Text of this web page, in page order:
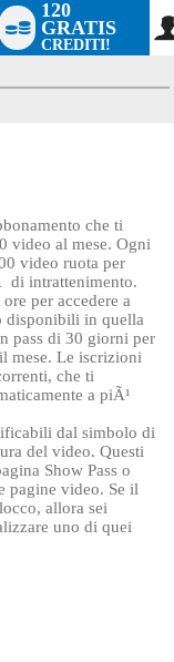
120
GRATIS
CREDITI!
che ti
video al mese. Ogni
video ruota per
di intrattenimento.
per accedere a
disponibili in quella
pass di 30 giorni per
mese. Le iscrizioni
che ti
a piÃ¹
dal simbolo di
del video. Questi
Show Pass o
pagine video. Se il
allora sei
uno di quei